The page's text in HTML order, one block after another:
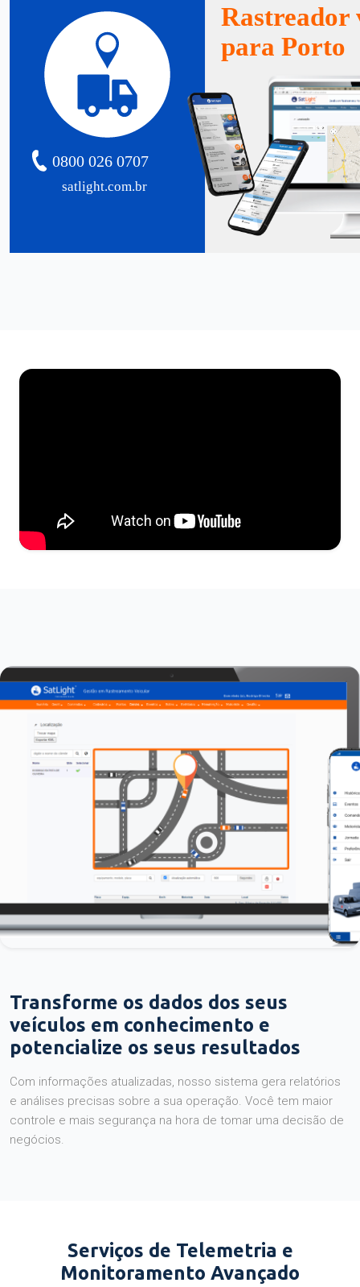
satlight.com.br
0800 026 0707
Rastreador
para Porto
Transforme os dados dos seus
veículos em conhecimento e
potencialize os seus resultados
Com informações atualizadas, nosso sistema gera relatórios
e análises precisas sobre a sua operação. Você tem maior
controle e mais segurança na hora de tomar uma decisão de
negócios.
Serviços de Telemetria e
Monitoramento Avançado